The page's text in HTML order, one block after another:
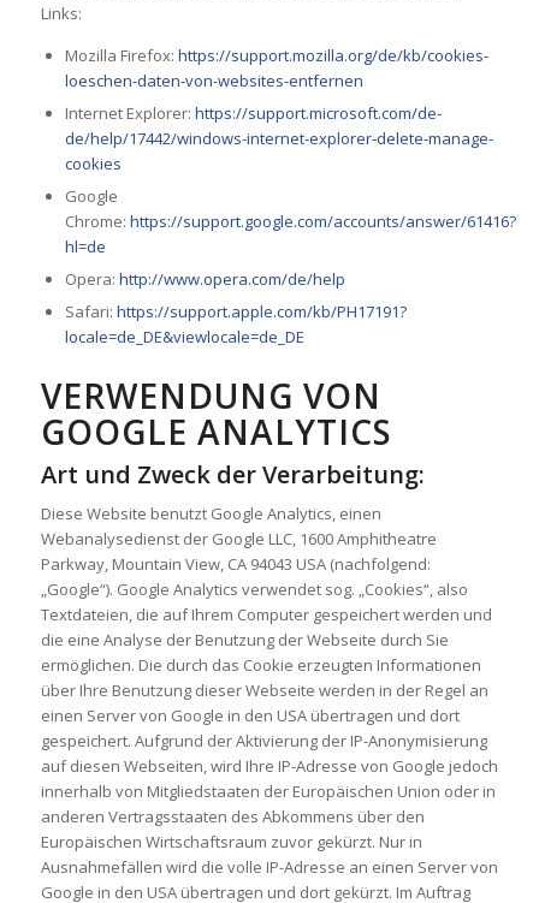
Links:
Mozilla Firefox: https://support.mozilla.org/de/kb/cookies-
loeschen-daten-von-websites-entfernen
Internet Explorer: https://support.microsoft.com/de-
de/help/17442/windows-internet-explorer-delete-manage-
cookies
Google
Chrome: https://support.google.com/accounts/answer/61416?
hl=de
Opera: http://www.opera.com/de/help
Safari: https://support.apple.com/kb/PH17191?
locale=de_DE&viewlocale=de_DE
VERWENDUNG VON
GOOGLE ANALYTICS
Art und Zweck der Verarbeitung:
Diese Website benutzt Google Analytics, einen
Webanalysedienst der Google LLC, 1600 Amphitheatre
Parkway, Mountain View, CA 94043 USA (nachfolgend:
„Google“). Google Analytics verwendet sog. „Cookies“, also
Textdateien, die auf Ihrem Computer gespeichert werden und
die eine Analyse der Benutzung der Webseite durch Sie
ermöglichen. Die durch das Cookie erzeugten Informationen
über Ihre Benutzung dieser Webseite werden in der Regel an
einen Server von Google in den USA übertragen und dort
gespeichert. Aufgrund der Aktivierung der IP-Anonymisierung
auf diesen Webseiten, wird Ihre IP-Adresse von Google jedoch
innerhalb von Mitgliedstaaten der Europäischen Union oder in
anderen Vertragsstaaten des Abkommens über den
Europäischen Wirtschaftsraum zuvor gekürzt. Nur in
Ausnahmefällen wird die volle IP-Adresse an einen Server von
Google in den USA übertragen und dort gekürzt. Im Auftrag